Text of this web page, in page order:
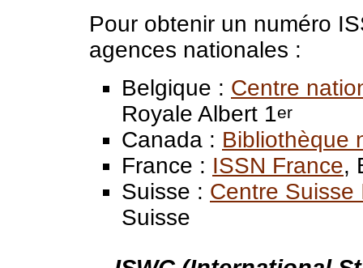
Pour obtenir un numéro
agences nationales :
Belgique : Centre
Royale Albert 1er
Canada : Bibliothèque
France : ISSN France,
Suisse : Centre Suisse
Suisse